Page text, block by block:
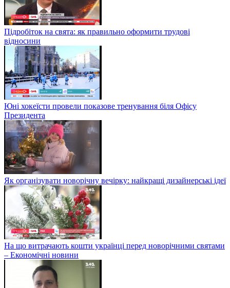
Підробіток на свята: як правильно оформити трудові
відносини
Юні хокеїсти провели показове тренування біля Офісу
Президента
Як організувати новорічну вечірку: найкращі дизайнерські ідеї
На що витрачають кошти українці перед новорічними святами
– Економічні новини